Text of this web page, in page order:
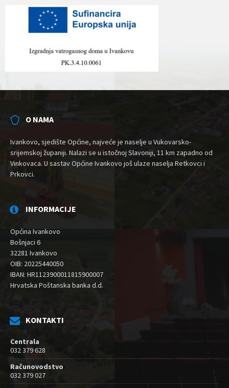
O NAMA
Ivankovo, sjedište Općine, najveće je naselje u Vukovarsko-
srijemskoj županiji. Nalazi se u istočnoj Slavoniji, 11 km zapadno od
Vinkovaca. U sastav Općine Ivankovo još ulaze naselja Retkovci i
Prkovci.
INFORMACIJE
Općina Ivankovo
Bošnjaci 6
32281 Ivankovo
OIB: 20225440050
IBAN: HR1123900011815900007
Hrvatska Poštanska banka d.d.
KONTAKTI
Centrala
032 379 628
Računovodstvo
032 379 027